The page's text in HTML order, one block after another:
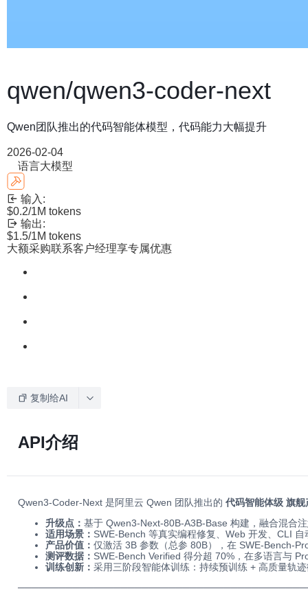
qwen/qwen3-coder-next
Qwen团队推出的代码智能体模型，代码能力大幅提升
2026-02-04
语言大模型
输入:
$0.2/1M tokens
输出:
$1.5/1M tokens
大额采购联系客户经理享专属优惠
复制给AI
API介绍
Qwen3-Coder-Next 是阿里云 Qwen 团队推出的 代码智能体级 旗舰
升级点： 基于 Qwen3-Next-80B-A3B-Base 构建，融合混合
适用场景： SWE-Bench 等真实编程修复、Web 开发、CLI
产品价值： 仅激活 3B 参数（总参 80B），在 SWE-Bench-
测评数据： SWE-Bench Verified 得分超 70%，在多语言与
训练创新： 采用三阶段智能体训练：持续预训练 + 高质量轨
────────────────────────────────